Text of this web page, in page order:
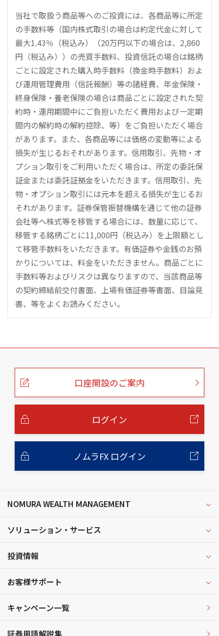
当社で取扱う商品等へのご投資には、各商品等に所定
の手数料等（国内株式取引の場合は約定代金に対して
最大1.43％（税込み）（20万円以下の場合は、2,860
円（税込み））の売買手数料、投資信託の場合は銘柄
ごとに設定された購入時手数料（換金時手数料）およ
び運用管理費用（信託報酬）等の諸経費、年金保険・
終身保険・養老保険の場合は商品ごとに設定された契
約時・運用期間中にご負担いただく費用および一定期
間内の解約時の解約控除、等）をご負担いただく場合
があります。また、各商品等には価格の変動等による
損失が生じるおそれがあります。信用取引、先物・オ
プション取引をご利用いただく場合は、所定の委託保
証金または委託証拠金をいただきます。信用取引、先
物・オプション取引には元本を超える損失が生じるお
それがあります。証券保管振替機構を通じて他の証券
会社等へ株式等を移管する場合には、数量に応じて、
移管する銘柄ごとに11,000円（税込み）を上限額とし
て移管手数料をいただきます。有価証券や金銭のお預
かりについては、料金をいただきません。商品ごとに
手数料等およびリスクは異なりますので、当該商品等
の契約締結前交付書面、上場有価証券等書面、目論見
書、等をよくお読みください。
こ
口座開設のご案内
ログイン
ノムラFX ログイン
NOMURA WEALTH MANAGEMENT
ソリューション・サービス
投資情報
お客様サポート
キャンペーン一覧